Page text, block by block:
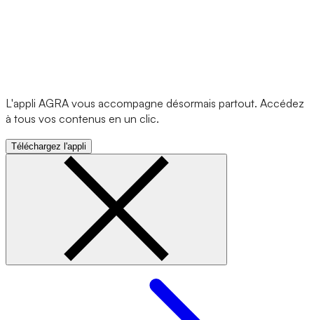
L'appli AGRA vous accompagne désormais partout. Accédez
à tous vos contenus en un clic.
Téléchargez l'appli